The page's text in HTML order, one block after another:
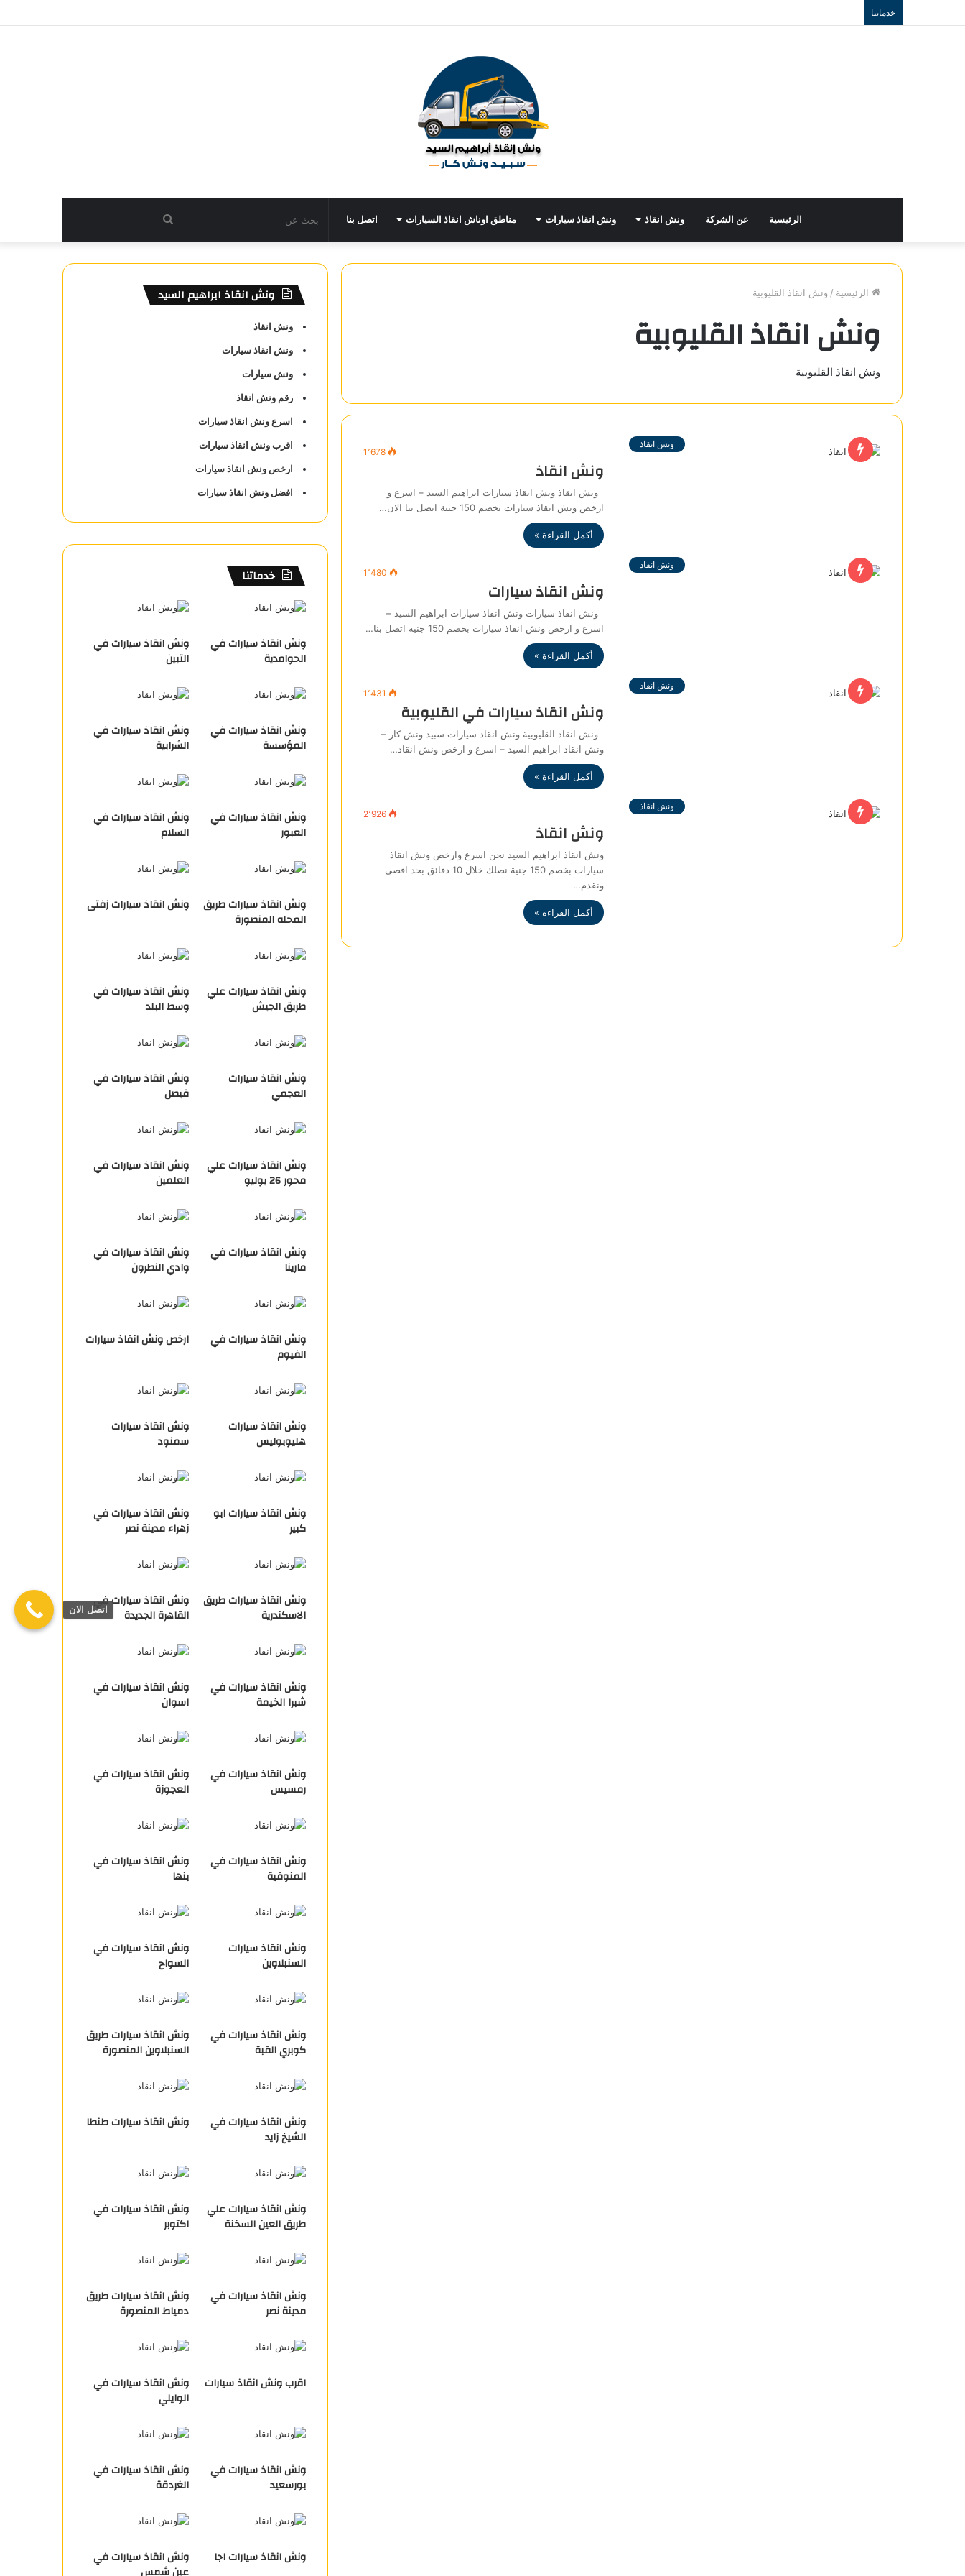
خدماتنا
الرئيسية عن الشركة ونش انقاذ ونش انقاذ سيارات مناطق اوناش انقاذ السيارات اتصل بنا
عن
الرئيسية / ونش انقاذ القليوبية
ونش انقاذ القليوبية
ونش انقاذ القليوبية
ونش انقاذ
1٬678
ونش انقاذ
ونش انقاذ ونش انقاذ سيارات ابراهيم السيد – اسرع و
ارخص ونش انقاذ سيارات بخصم 150 جنية اتصل بنا الان…
أكمل القراءة »
ونش انقاذ
1٬480
ونش انقاذ سيارات
ونش انقاذ سيارات ونش انقاذ سيارات ابراهيم السيد –
اسرع و ارخص ونش انقاذ سيارات بخصم 150 جنية اتصل بنا…
أكمل القراءة »
ونش انقاذ
1٬431
ونش انقاذ سيارات في القليوبية
ونش انقاذ القليوبية ونش انقاذ سيارات سبيد ونش كار –
ونش انقاذ ابراهيم السيد – اسرع و ارخص ونش انقاذ…
أكمل القراءة »
ونش انقاذ
2٬926
ونش انقاذ
ونش انقاذ ابراهيم السيد نحن اسرع وارخص ونش انقاذ
سيارات بخصم 150 جنية نصلك خلال 10 دقائق بحد اقصي
ونقدم…
أكمل القراءة »
ونش انقاذ ابراهيم السيد
ونش انقاذ
ونش انقاذ سيارات
ونش سيارات
رقم ونش انقاذ
اسرع ونش انقاذ سيارات
اقرب ونش انقاذ سيارات
ارخص ونش انقاذ سيارات
افضل ونش انقاذ سيارات
خدماتنا
ونش انقاذ سيارات في
الحوامدية
ونش انقاذ سيارات في
التبين
ونش انقاذ سيارات في
المؤسسة
ونش انقاذ سيارات في
الشرابية
ونش انقاذ سيارات في
العبور
ونش انقاذ سيارات في
السلام
ونش انقاذ سيارات طريق
المحله المنصورة
ونش انقاذ سيارات زفتى
ونش انقاذ سيارات علي
طريق الجيش
ونش انقاذ سيارات في
وسط البلد
ونش انقاذ سيارات
العجمي
ونش انقاذ سيارات في
فيصل
ونش انقاذ سيارات علي
محور 26 يوليو
ونش انقاذ سيارات في
العلمين
ونش انقاذ سيارات في
مارينا
ونش انقاذ سيارات في
وادي النطرون
ونش انقاذ سيارات في
الفيوم
ارخص ونش انقاذ سيارات
ونش انقاذ سيارات
هليوبوليس
ونش انقاذ سيارات
سمنود
ونش انقاذ سيارات ابو
كبير
ونش انقاذ سيارات في
زهراء مدينة نصر
ونش انقاذ سيارات طريق
الاسكندرية
ونش انقاذ سيارات في
القاهرة الجديدة
ونش انقاذ سيارات في
شبرا الخيمة
ونش انقاذ سيارات في
اسوان
ونش انقاذ سيارات في
رمسيس
ونش انقاذ سيارات في
العجوزة
ونش انقاذ سيارات في
المنوفية
ونش انقاذ سيارات في
بنها
ونش انقاذ سيارات
السنبلاوين
ونش انقاذ سيارات في
السواح
ونش انقاذ سيارات في
كوبري القبة
ونش انقاذ سيارات طريق
السنبلاوين المنصورة
ونش انقاذ سيارات في
الشيخ زايد
ونش انقاذ سيارات طنطا
ونش انقاذ سيارات علي
طريق العين السخنة
ونش انقاذ سيارات في
اكتوبر
ونش انقاذ سيارات في
مدينة نصر
ونش انقاذ سيارات طريق
دمياط المنصورة
اقرب ونش انقاذ سيارات
ونش انقاذ سيارات في
الوايلي
ونش انقاذ سيارات في
بورسعيد
ونش انقاذ سيارات في
الغردقة
ونش انقاذ سيارات اجا
ونش انقاذ سيارات في
اتصل الان